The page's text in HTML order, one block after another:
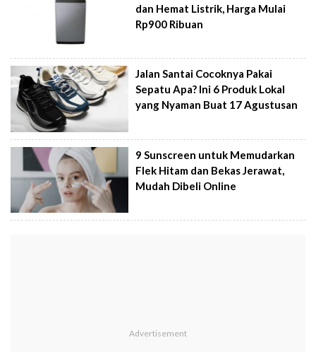
dan Hemat Listrik, Harga Mulai
Rp900 Ribuan
Jalan Santai Cocoknya Pakai
Sepatu Apa? Ini 6 Produk Lokal
yang Nyaman Buat 17 Agustusan
9 Sunscreen untuk Memudarkan
Flek Hitam dan Bekas Jerawat,
Mudah Dibeli Online